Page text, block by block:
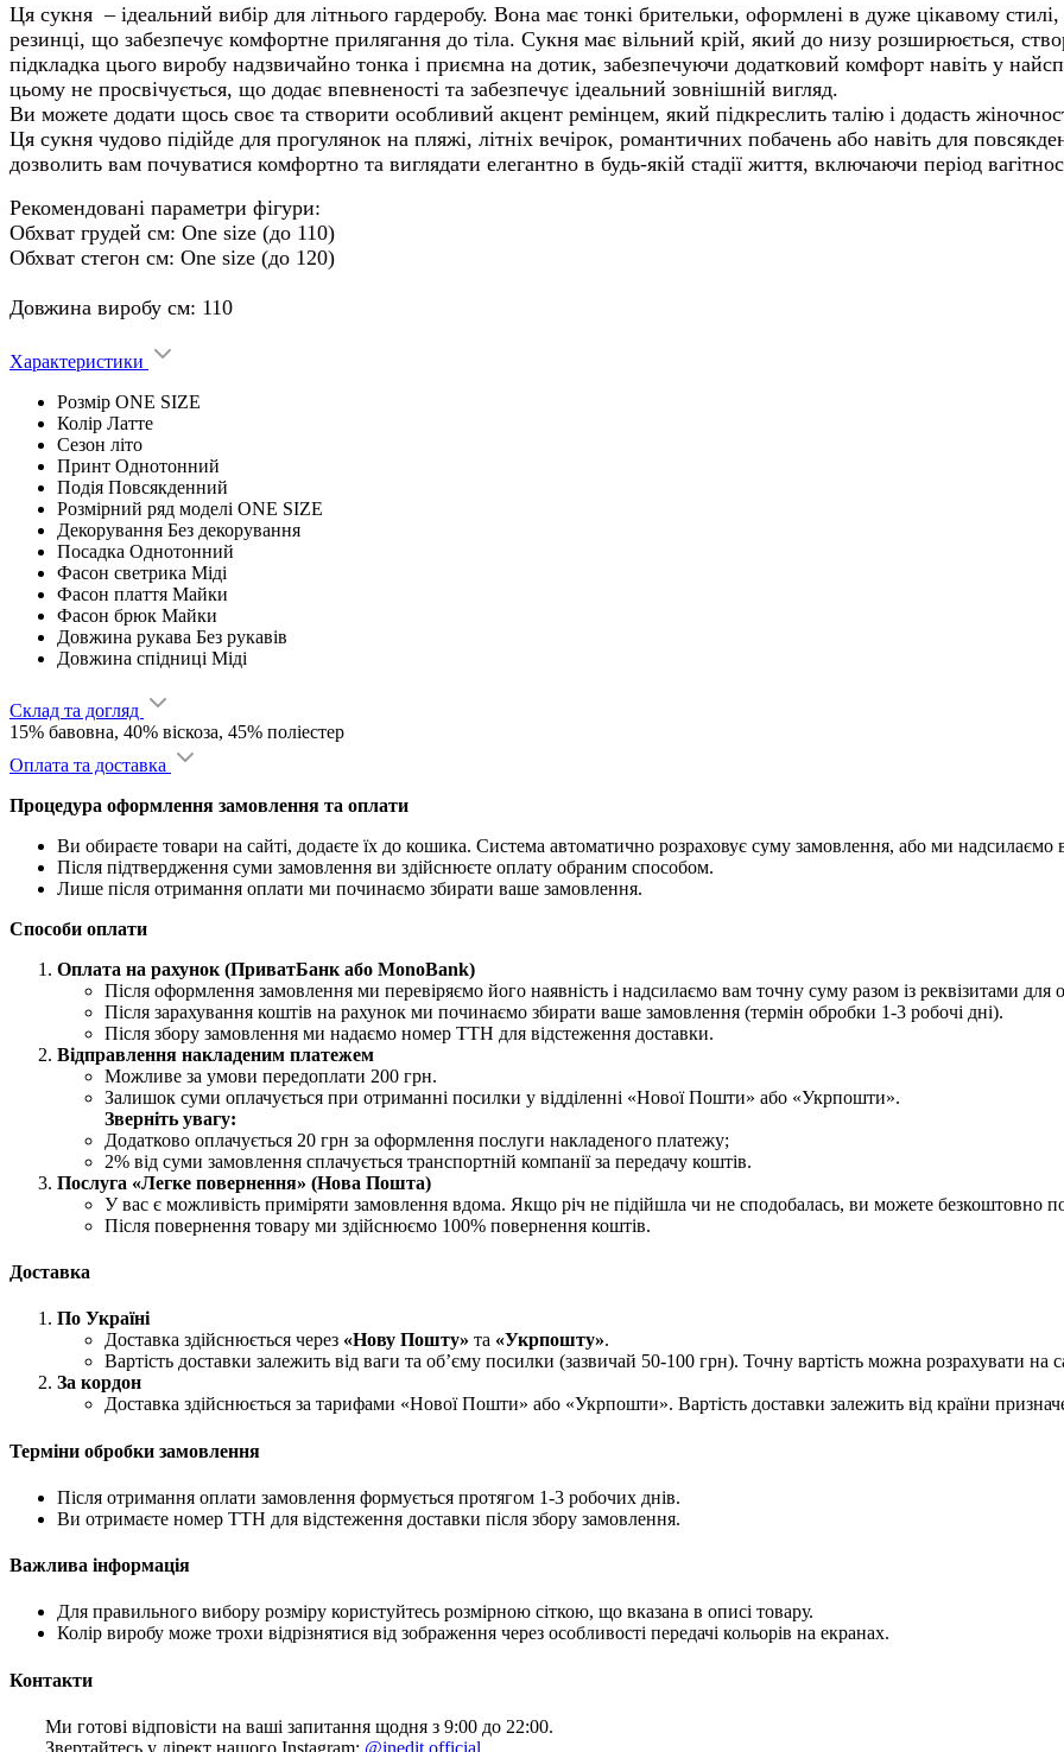
Ця сукня – ідеальний вибір для літнього гардеробу. Вона має тонкі брительки, оформлені в дуже цікавому
резинці, що забезпечує комфортне прилягання до тіла. Сукня має вільний крій, який до низу розширюється,
підкладка цього виробу надзвичайно тонка і приємна на дотик, забезпечуючи додатковий комфорт навіть у
цьому не просвічується, що додає впевненості та забезпечує ідеальний зовнішній вигляд.
Ви можете додати щось своє та створити особливий акцент ремінцем, який підкреслить талію і додасть
Ця сукня чудово підійде для прогулянок на пляжі, літніх вечірок, романтичних побачень або навіть для
дозволить вам почуватися комфортно та виглядати елегантно в будь-якій стадії життя, включаючи період
Рекомендовані параметри фігури:
Обхват грудей см: One size (до 110)
Обхват стегон см: One size (до 120)
Довжина виробу см: 110
Характеристики
Розмір ONE SIZE
Колір Латте
Сезон літо
Принт Однотонний
Подія Повсякденний
Розмірний ряд моделі ONE SIZE
Декорування Без декорування
Посадка Однотонний
Фасон светрика Міді
Фасон плаття Майки
Фасон брюк Майки
Довжина рукава Без рукавів
Довжина спідниці Міді
Склад та догляд
15% бавовна, 40% віскоза, 45% поліестер
Оплата та доставка
Процедура оформлення замовлення та оплати
Ви обираєте товари на сайті, додаєте їх до кошика. Система автоматично розраховує суму замовлення, або ми надсилаємо
Після підтвердження суми замовлення ви здійснюєте оплату обраним способом.
Лише після отримання оплати ми починаємо збирати ваше замовлення.
Способи оплати
Оплата на рахунок (ПриватБанк або MonoBank)
Після оформлення замовлення ми перевіряємо його наявність і надсилаємо вам точну суму разом із реквізитами
Після зарахування коштів на рахунок ми починаємо збирати ваше замовлення (термін обробки 1-3 робочі дні).
Після збору замовлення ми надаємо номер ТТН для відстеження доставки.
Відправлення накладеним платежем
Можливе за умови передоплати 200 грн.
Залишок суми оплачується при отриманні посилки у відділенні «Нової Пошти» або «Укрпошти».
Зверніть увагу:
Додатково оплачується 20 грн за оформлення послуги накладеного платежу;
2% від суми замовлення сплачується транспортній компанії за передачу коштів.
Послуга «Легке повернення» (Нова Пошта)
У вас є можливість приміряти замовлення вдома. Якщо річ не підійшла чи не сподобалась, ви можете безкоштовно
Після повернення товару ми здійснюємо 100% повернення коштів.
Доставка
По Україні
Доставка здійснюється через «Нову Пошту» та «Укрпошту».
Вартість доставки залежить від ваги та об’єму посилки (зазвичай 50-100 грн). Точну вартість можна розрахувати на
За кордон
Доставка здійснюється за тарифами «Нової Пошти» або «Укрпошти». Вартість доставки залежить від країни
Терміни обробки замовлення
Після отримання оплати замовлення формується протягом 1-3 робочих днів.
Ви отримаєте номер ТТН для відстеження доставки після збору замовлення.
Важлива інформація
Для правильного вибору розміру користуйтесь розмірною сіткою, що вказана в описі товару.
Колір виробу може трохи відрізнятися від зображення через особливості передачі кольорів на екранах.
Контакти
Ми готові відповісти на ваші запитання щодня з 9:00 до 22:00.
Звертайтесь у дірект нашого Instagram: @inedit.official